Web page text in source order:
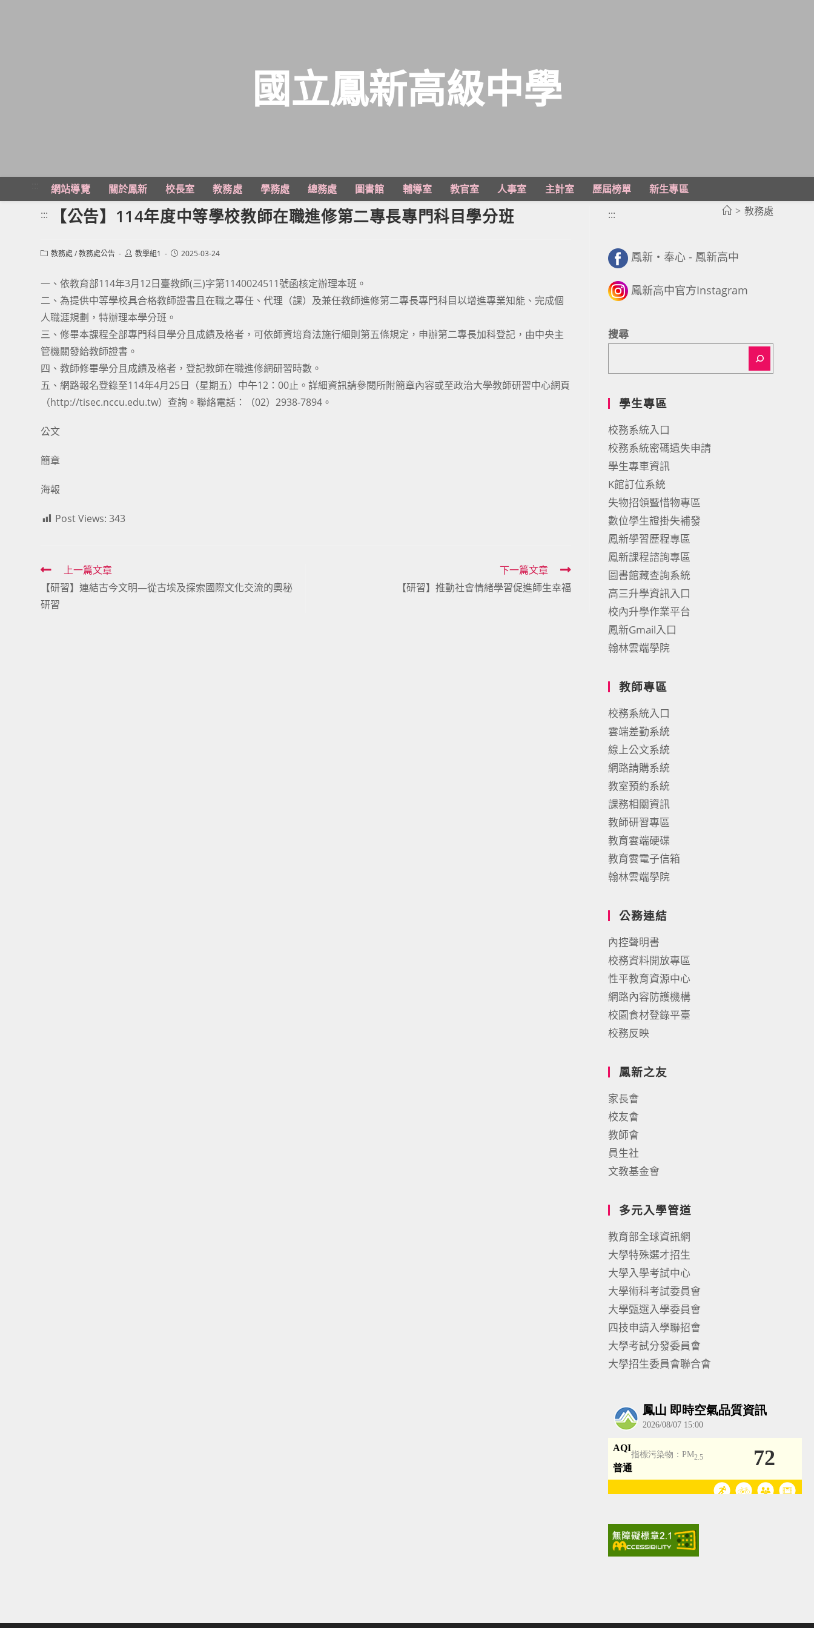
主
國立鳳新高級中學
網站導覽 關於鳳新 校長室 教務處 學務處 總務處 圖書館 輔導室 教官室 人事室 主計室 歷屆榜單
新生專區
> 教務處
::: 【公告】114年度中等學校教師在職進修第二專長專門科目學分班
Post教務處 /教務處公告
Post教學組1
Post2025-03-24
一、依教育部114年3月12日臺教師(三)字第1140024511號函核定辦理本班。
二、為提供中等學校具合格教師證書且在職之專任、代理（課）及兼任教師進修第二專長專門科目以增進專業知能、完成個
人職涯規劃，特辦理本學分班。
三、修畢本課程全部專門科目學分且成績及格者，可依師資培育法施行細則第五條規定，申辦第二專長加科登記，由中央主
管機關發給教師證書。
四、教師修畢學分且成績及格者，登記教師在職進修網研習時數。
五、網路報名登錄至114年4月25日（星期五）中午12：00止。詳細資訊請參閱所附簡章內容或至政治大學教師研習中心網頁
（http://tisec.nccu.edu.tw）查詢。聯絡電話：（02）2938-7894。
公文
簡章
海報
Post Views: 343
Read
more
articles
上一篇文章
【研習】連結古今文明—從古埃及探索國際文化交流的奧秘
研習
下一篇文章
【研習】推動社會情緒學習促進師生幸福
:::
鳳新・奉心 - 鳳新高中
鳳新高中官方Instagram
搜尋
學生專區
校務系統入口
校務系統密碼遺失申請
學生專車資訊
K館訂位系統
失物招領暨惜物專區
數位學生證掛失補發
鳳新學習歷程專區
鳳新課程諮詢專區
圖書館藏查詢系統
高三升學資訊入口
校內升學作業平台
鳳新Gmail入口
翰林雲端學院
教師專區
校務系統入口
雲端差勤系統
線上公文系統
網路請購系統
教室預約系統
課務相關資訊
教師研習專區
教育雲端硬碟
教育雲電子信箱
翰林雲端學院
公務連結
內控聲明書
校務資料開放專區
性平教育資源中心
網路內容防護機構
校園食材登錄平臺
校務反映
鳳新之友
家長會
校友會
教師會
員生社
文教基金會
多元入學管道
教育部全球資訊網
大學特殊選才招生
大學入學考試中心
大學術科考試委員會
大學甄選入學委員會
四技申請入學聯招會
大學考試分發委員會
大學招生委員會聯合會